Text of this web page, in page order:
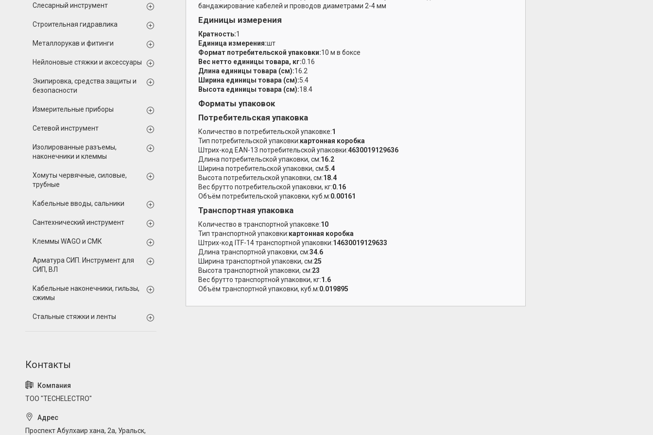
бандажирование кабелей и проводов диаметрами 2-4 мм
Единицы измерения
Кратность:1
Единица измерения:шт
Формат потребительской упаковки:10 м в боксе
Вес нетто единицы товара, кг:0.16
Длина единицы товара (см):16.2
Ширина единицы товара (см):5.4
Высота единицы товара (см):18.4
Форматы упаковок
Потребительская упаковка
Количество в потребительской упаковке:1
Тип потребительской упаковки:картонная коробка
Штрих-код EAN-13 потребительской упаковки:4630019129636
Длина потребительской упаковки, см:16.2
Ширина потребительской упаковки, см:5.4
Высота потребительской упаковки, см:18.4
Вес брутто потребительской упаковки, кг:0.16
Объём потребительской упаковки, куб.м:0.00161
Транспортная упаковка
Количество в транспортной упаковке:10
Тип транспортной упаковки:картонная коробка
Штрих-код ITF-14 транспортной упаковки:14630019129633
Длина транспортной упаковки, см:34.6
Ширина транспортной упаковки, см:25
Высота транспортной упаковки, см:23
Вес брутто транспортной упаковки, кг:1.6
Объём транспортной упаковки, куб.м:0.019895
Слесарный инструмент
Строительная гидравлика
Металлорукав и фитинги
Нейлоновые стяжки и аксессуары
Экипировка, средства защиты и
безопасности
Измерительные приборы
Сетевой инструмент
Изолированные разъемы,
наконечники и клеммы
Хомуты червячные, силовые,
трубные
Кабельные вводы, сальники
Сантехнический инструмент
Клеммы WAGO и СМК
Арматура СИП. Инструмент для
СИП, ВЛ
Кабельные наконечники, гильзы,
сжимы
Стальные стяжки и ленты
ТОО "TECHELECTRO"
Проспект Абулхаир хана, 2а, Уральск,